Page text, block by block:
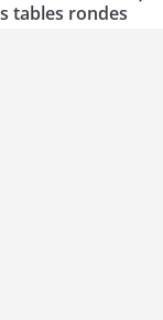
tables rondes